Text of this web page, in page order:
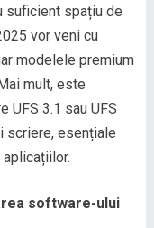
suficient spațiu de
vor veni cu
modelele premium
mult, este
UFS 3.1 sau UFS
scriere, esențiale
software-ului